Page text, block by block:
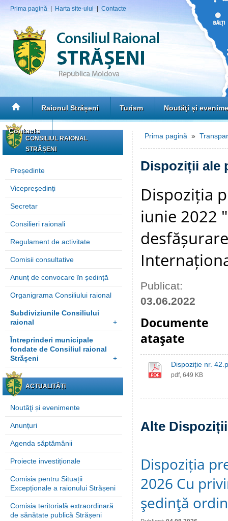
Prima pagină Harta site-ului Contacte
Raionul Strășeni Turism Noutăţi și
Contacte
CONSILIUL RAIONAL
STRĂȘENI
Președinte
Vicepreședinți
Secretar
Consilieri raionali
Regulament de activitate
Comisii consultative
Anunț de convocare în ședință
Organigrama Consiliului raional
Subdiviziunile Consiliului
raional
+
Întreprinderi municipale
fondate de Consiliul raional
Strășeni
+
ACTUALITĂȚI
Noutăţi și evenimente
Anunțuri
Agenda săptămânii
Proiecte investiționale
Comisia pentru Situații
Excepționale a raionului Strășeni
Comisia teritorială extraordinară
de sănătate publică Strășeni
Prima pagină »
Dispoziții ale
Dispoziția
iunie 2022
Publicat:
03.06.2022
Documente
ataşate
Dispoziție nr.
pdf, 649 KB
Alte
Dispoziția
2026 Cu
şedinţă